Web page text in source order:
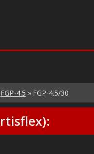
FGP-4.5 » FGP-4.5/30